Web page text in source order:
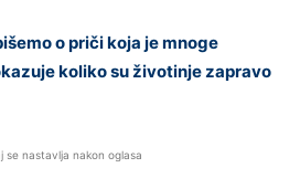
o priči koja je mnoge
koliko su životinje zapravo
se nastavlja nakon oglasa